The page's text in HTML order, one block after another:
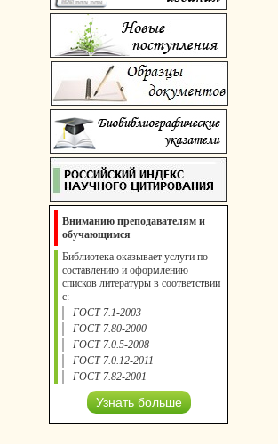
Вниманию преподавателям и
обучающимся
Библиотека оказывает услуги по
составлению и оформлению
списков литературы в соответствии
с:
ГОСТ 7.1-2003
ГОСТ 7.80-2000
ГОСТ 7.0.5-2008
ГОСТ 7.0.12-2011
ГОСТ 7.82-2001
Узнать больше